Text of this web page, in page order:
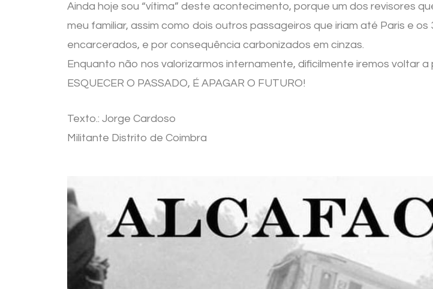
Ainda hoje sou “vítima” deste acontecimento, porque um dos revisores
meu familiar, assim como dois outros passageiros que iriam até Paris e
encarcerados, e por consequência carbonizados em cinzas.
Enquanto não nos valorizarmos internamente, dificilmente iremos voltar a
ESQUECER O PASSADO, É APAGAR O FUTURO!
Texto.: Jorge Cardoso
Militante Distrito de Coimbra